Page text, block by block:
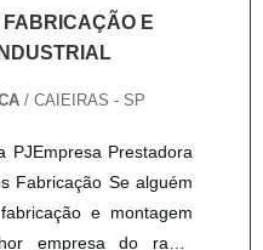
que tenham ótima
detalhes que passam
que o serviço deve
a qualidade e
de evitar prejuízos
mal elaboradas.
E
/ CAIEIRAS - SP
PJEmpresa Prestadora
Fabricação Se alguém
e montagem
empresa do ramo